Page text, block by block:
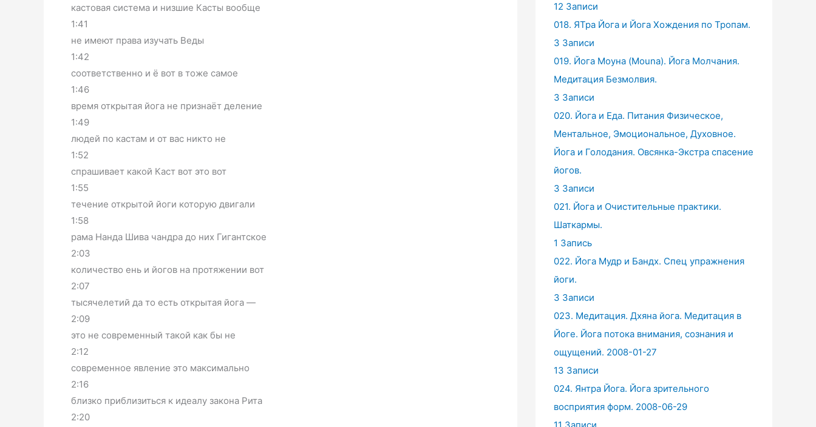
кастовая система и низшие Касты вообще
1:41
не имеют права изучать Веды
1:42
соответственно и ё вот в тоже самое
1:46
время открытая йога не признаёт деление
1:49
людей по кастам и от вас никто не
1:52
спрашивает какой Каст вот это вот
1:55
течение открытой йоги которую двигали
1:58
рама Нанда Шива чандра до них Гигантское
2:03
количество ень и йогов на протяжении вот
2:07
тысячелетий да то есть открытая йога —
2:09
это не современный такой как бы не
2:12
современное явление это максимально
2:16
близко приблизиться к идеалу закона Рита
2:20
12 Записи
018. ЯТра Йога и Йога Хождения по Тропам.
3 Записи
019. Йога Моуна (Mouna). Йога Молчания.
Медитация Безмолвия.
3 Записи
020. Йога и Еда. Питания Физическое,
Ментальное, Эмоциональное, Духовное.
Йога и Голодания. Овсянка-Экстра спасение
йогов.
3 Записи
021. Йога и Очистительные практики.
Шаткармы.
1 Запись
022. Йога Мудр и Бандх. Спец упражнения
йоги.
3 Записи
023. Медитация. Дхяна йога. Медитация в
Йоге. Йога потока внимания, сознания и
ощущений. 2008-01-27
13 Записи
024. Янтра Йога. Йога зрительного
восприятия форм. 2008-06-29